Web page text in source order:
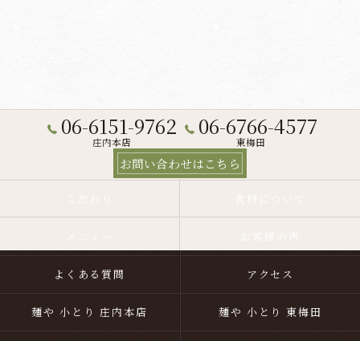
06-6151-9762
庄内本店
06-6766-4577
東梅田
お問い合わせはこちら
よくある質問 アクセス
麺や 小とり 庄内本店 麺や 小とり 東梅田